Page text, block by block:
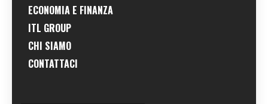
ECONOMIA E FINANZA
ITL GROUP
CHI SIAMO
CONTATTACI